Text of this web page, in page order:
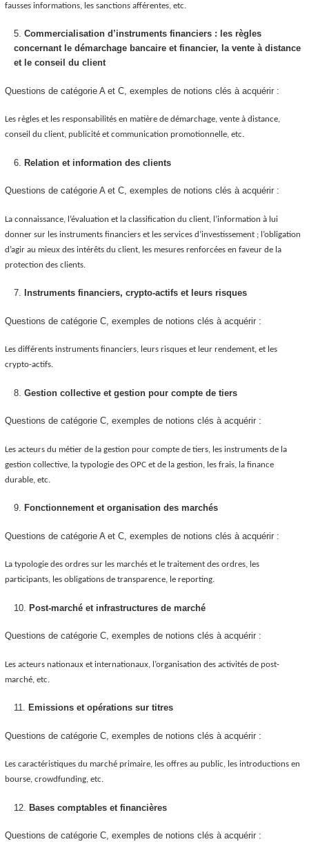
fausses informations, les sanctions afférentes, etc.
Commercialisation d’instruments financiers : les règles
concernant le démarchage bancaire et financier, la vente à distance
et le conseil du client
Questions de catégorie A et C, exemples de notions clés à acquérir :
Les règles et les responsabilités en matière de démarchage, vente à distance,
conseil du client, publicité et communication promotionnelle, etc.
Relation et information des clients
Questions de catégorie A et C, exemples de notions clés à acquérir :
La connaissance, l’évaluation et la classification du client, l’information à lui
donner sur les instruments financiers et les services d’investissement ; l’obligation
d’agir au mieux des intérêts du client, les mesures renforcées en faveur de la
protection des clients.
Instruments financiers, crypto-actifs et leurs risques
Questions de catégorie C, exemples de notions clés à acquérir :
Les différents instruments financiers, leurs risques et leur rendement, et les
crypto-actifs.
Gestion collective et gestion pour compte de tiers
Questions de catégorie C, exemples de notions clés à acquérir :
Les acteurs du métier de la gestion pour compte de tiers, les instruments de la
gestion collective, la typologie des OPC et de la gestion, les frais, la finance
durable, etc.
Fonctionnement et organisation des marchés
Questions de catégorie A et C, exemples de notions clés à acquérir :
La typologie des ordres sur les marchés et le traitement des ordres, les
participants, les obligations de transparence, le reporting.
Post-marché et infrastructures de marché
Questions de catégorie C, exemples de notions clés à acquérir :
Les acteurs nationaux et internationaux, l’organisation des activités de post-
marché, etc.
Emissions et opérations sur titres
Questions de catégorie C, exemples de notions clés à acquérir :
Les caractéristiques du marché primaire, les offres au public, les introductions en
bourse, crowdfunding, etc.
Bases comptables et financières
Questions de catégorie C, exemples de notions clés à acquérir :